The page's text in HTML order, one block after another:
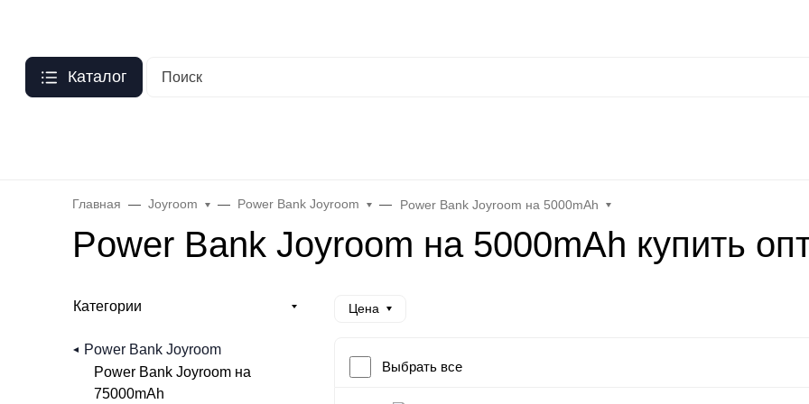
Каталог
Главная Joyroom Power Bank Joyroom Power Bank Joyroom на 5000mAh
Power Bank Joyroom на 5000mAh купить
Категории
Power Bank Joyroom
Power Bank Joyroom на
75000mAh
Цена
Выбрать все